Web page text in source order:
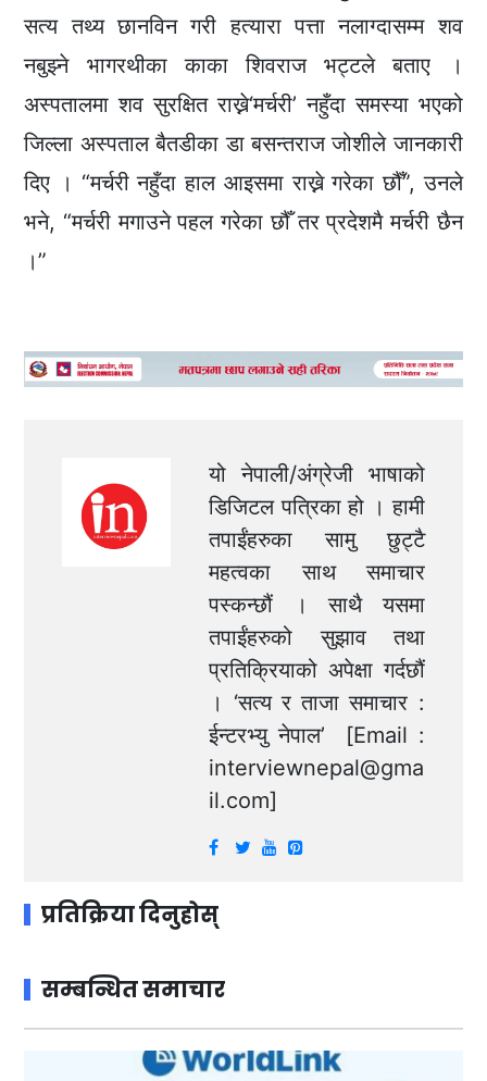
सत्य तथ्य छानविन गरी हत्यारा पत्ता नलाग्दासम्म शव
नबुझ्ने भागरथीका काका शिवराज भट्टले बताए ।
अस्पतालमा शव सुरक्षित राख्ने‘मर्चरी’ नहुँदा समस्या भएको
जिल्ला अस्पताल बैतडीका डा बसन्तराज जोशीले जानकारी
दिए । “मर्चरी नहुँदा हाल आइसमा राख्ने गरेका छौँ”, उनले
भने, “मर्चरी मगाउने पहल गरेका छौँ तर प्रदेशमै मर्चरी छैन
।”
यो नेपाली/अंग्रेजी भाषाको
डिजिटल पत्रिका हो । हामी
तपाईंहरुका सामु छुट्टै
महत्वका साथ समाचार
पस्कन्छौं । साथै यसमा
तपाईंहरुको सुझाव तथा
प्रतिक्रियाको अपेक्षा गर्दछौं
। ‘सत्य र ताजा समाचार :
ईन्टरभ्यु नेपाल’ [Email :
interviewnepal@gma
il.com]
प्रतिक्रिया दिनुहोस्
सम्बन्धित समाचार